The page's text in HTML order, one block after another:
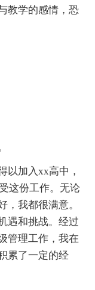
教学的感情，恐
以加入xx高中，
这份工作。无论
，我都很满意。
遇和挑战。经过
管理工作，我在
累了一定的经